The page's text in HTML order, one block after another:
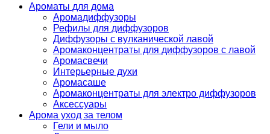
Ароматы для дома
Аромадиффузоры
Рефилы для диффузоров
Диффузоры с вулканической лавой
Аромаконцентраты для диффузоров с лавой
Аромасвечи
Интерьерные духи
Аромасаше
Аромаконцентраты для электро диффузоров
Аксессуары
Арома уход за телом
Гели и мыло